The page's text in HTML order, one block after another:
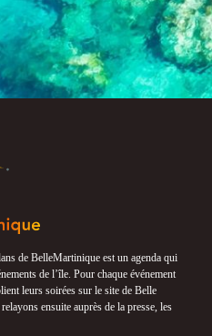
de BelleMartinique est un agenda qui
de l’île. Pour chaque événement
leurs soirées sur le site de Belle
ensuite auprès de la presse, les